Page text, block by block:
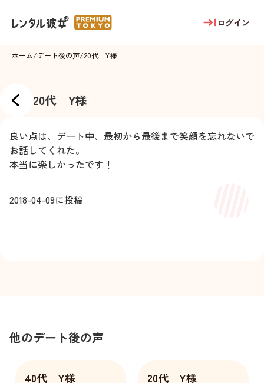
ログイン
ホーム/デート後の声/20代 Y様
20代 Y様
良い点は、デート中、最初から最後まで笑顔を忘れないで
お話してくれた。
本当に楽しかったです！
2018-04-09に投稿
他のデート後の声
40代 Y様 20代 Y様